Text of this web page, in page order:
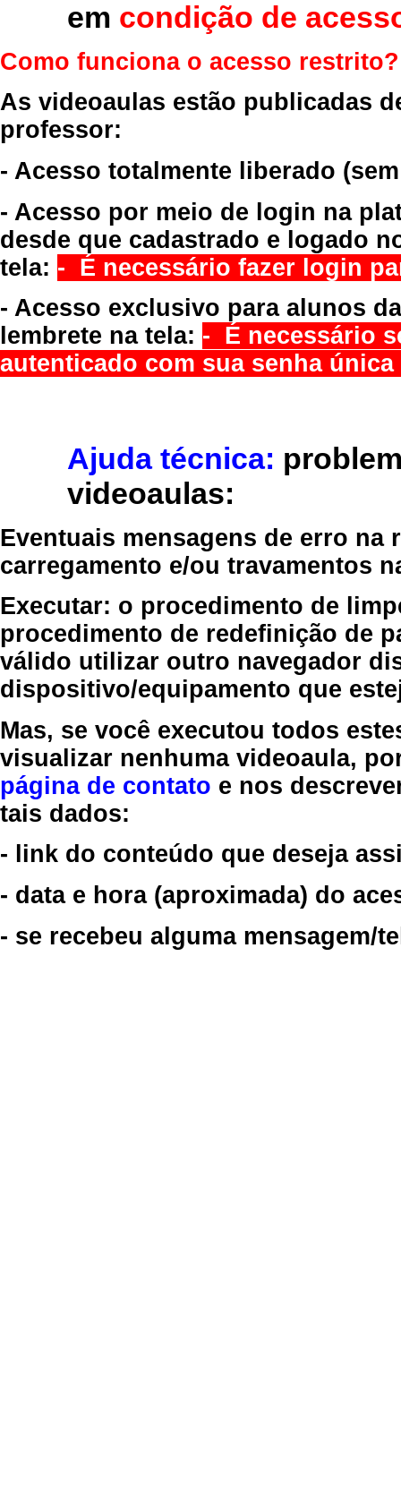
em condição de
Como funciona o acesso restrito?
As videoaulas estão publicadas
professor:
- Acesso totalmente liberado
- Acesso por meio de login na
desde que cadastrado e logado
tela: - É necessário fazer login
- Acesso exclusivo para alunos
lembrete na tela: - É necessário
autenticado com sua senha
Ajuda técnica:
videoaulas:
Eventuais mensagens de erro
carregamento e/ou travamentos
Executar: o procedimento de
procedimento de redefinição de
válido utilizar outro navegador
dispositivo/equipamento que
Mas, se você executou todos
visualizar nenhuma videoaula,
página de contato e nos
tais dados:
- link do conteúdo que deseja
- data e hora (aproximada) do
- se recebeu alguma mensagem/